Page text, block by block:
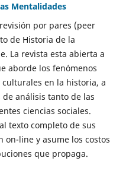
Mentalidades
por pares (peer
de Historia de la
La revista esta abierta a
aborde los fenómenos
culturales en la historia, a
análisis tanto de las
ciencias sociales.
texto completo de sus
line y asume los costos
que propaga.